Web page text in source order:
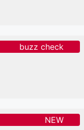
buzz check
NEW